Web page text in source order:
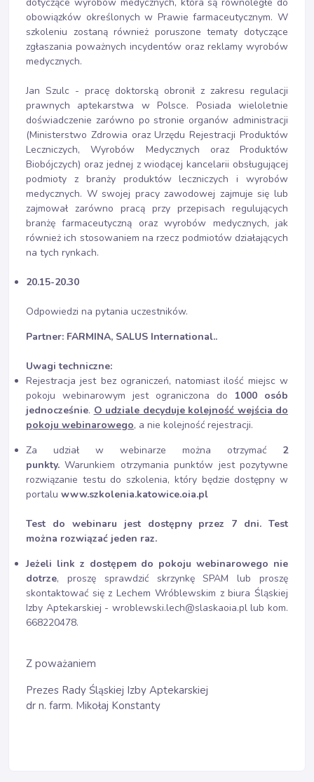
obowiązków określonych w Prawie farmaceutycznym. W
szkoleniu zostaną również poruszone tematy dotyczące
zgłaszania poważnych incydentów oraz reklamy wyrobów
medycznych.
Jan Szulc - pracę doktorską obronił z zakresu regulacji
prawnych aptekarstwa w Polsce. Posiada wieloletnie
doświadczenie zarówno po stronie organów administracji
(Ministerstwo Zdrowia oraz Urzędu Rejestracji Produktów
Leczniczych, Wyrobów Medycznych oraz Produktów
Biobójczych) oraz jednej z wiodącej kancelarii obsługującej
podmioty z branży produktów leczniczych i wyrobów
medycznych. W swojej pracy zawodowej zajmuje się lub
zajmował zarówno pracą przy przepisach regulujących
branżę farmaceutyczną oraz wyrobów medycznych, jak
również ich stosowaniem na rzecz podmiotów działających
na tych rynkach.
20.15-20.30
Odpowiedzi na pytania uczestników.
Partner: FARMINA, SALUS International..
Uwagi techniczne:
Rejestracja jest bez ograniczeń, natomiast ilość miejsc w
pokoju webinarowym jest ograniczona do 1000 osób
jednocześnie. O udziale decyduje kolejność wejścia do
pokoju webinarowego, a nie kolejność rejestracji.
Za udział w webinarze można otrzymać 2
punkty. Warunkiem otrzymania punktów jest pozytywne
rozwiązanie testu do szkolenia, który będzie dostępny w
portalu www.szkolenia.katowice.oia.pl
Test do webinaru jest dostępny przez 7 dni. Test
można rozwiązać jeden raz.
Jeżeli link z dostępem do pokoju webinarowego nie
dotrze, proszę sprawdzić skrzynkę SPAM lub proszę
skontaktować się z Lechem Wróblewskim z biura Śląskiej
Izby Aptekarskiej - wroblewski.lech@slaskaoia.pl lub kom.
668220478.
Z poważaniem
Prezes Rady Śląskiej Izby Aptekarskiej
dr n. farm. Mikołaj Konstanty